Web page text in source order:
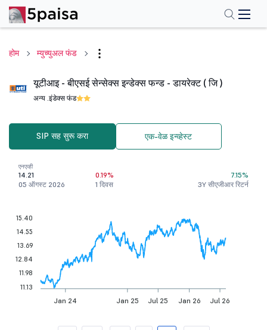
होम म्युच्युअल फंड
यूटीआइ - बीएसई सेन्सेक्स इन्डेक्स फन्ड - डायरेक्ट ( जि )
अन्य .इंडेक्स फंड
SIP सह सुरू करा एक-वेळ इन्व्हेस्ट
एनएव्ही
14.21
05 ऑगस्ट 2026
0.19%
1 दिवस
7.15%
3Y सीएजीआर रिटर्न
Jan 24 Jan 25 Jul 25 Jan 26 Jul 26
15.40
14.55
13.69
12.84
11.98
11.13